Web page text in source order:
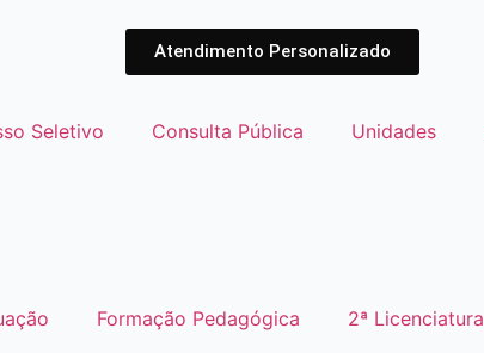
Atendimento Personalizado
Seletivo Consulta Pública Unidades
Formação Pedagógica 2ª Licenciatura